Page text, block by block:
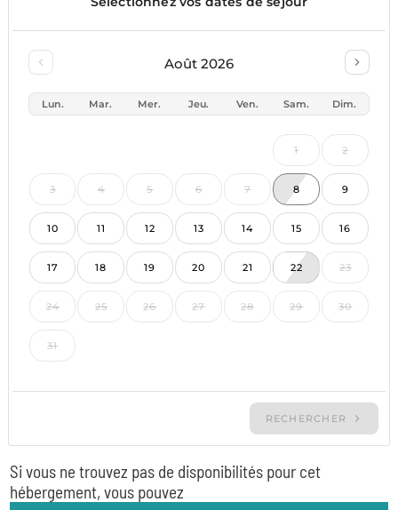
Si vous ne trouvez pas de disponibilités pour cet
hébergement, vous pouvez